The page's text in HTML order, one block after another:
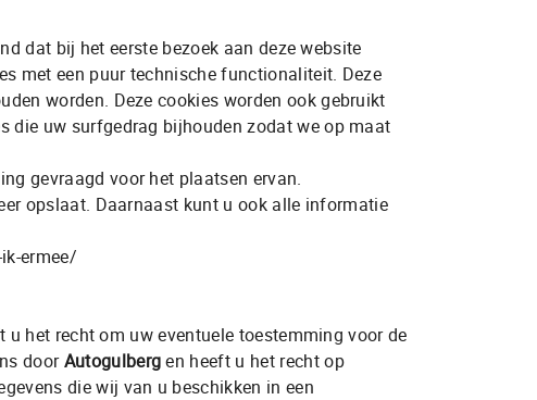
dat bij het eerste bezoek aan deze website
met een puur technische functionaliteit. Deze
worden. Deze cookies worden ook gebruikt
die uw surfgedrag bijhouden zodat we op maat
gevraagd voor het plaatsen ervan.
opslaat. Daarnaast kunt u ook alle informatie
ermee/
het recht om uw eventuele toestemming voor de
doorAutogulbergen heeft u het recht op
die wij van u beschikken in een